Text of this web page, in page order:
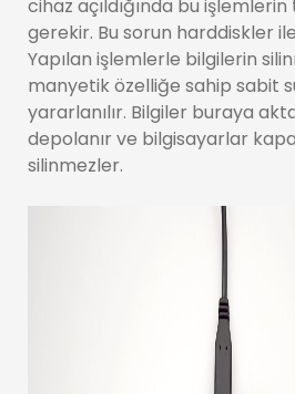
cihaz açıldığında bu
gerekir. Bu sorun harddiskler
Yapılan işlemlerle bilgilerin
manyetik özelliğe sahip sabit
yararlanılır. Bilgiler buraya
depolanır ve bilgisayarlar
silinmezler.